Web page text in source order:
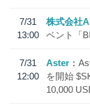
7/31
13:00
株式会社
ベント「
7/31
12:00
Aster
を開始
10,000